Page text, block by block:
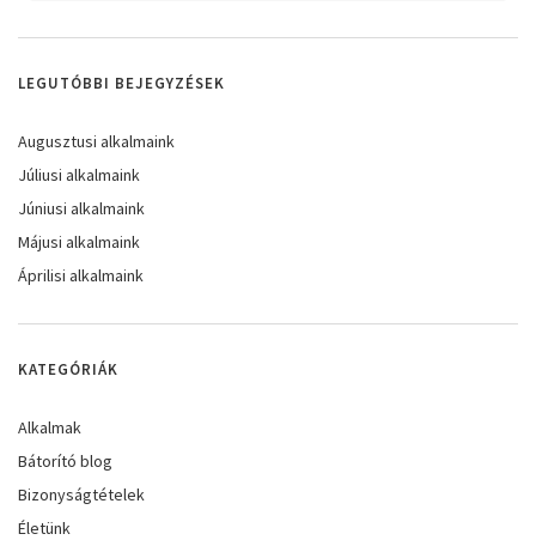
LEGUTÓBBI BEJEGYZÉSEK
Augusztusi alkalmaink
Júliusi alkalmaink
Júniusi alkalmaink
Májusi alkalmaink
Áprilisi alkalmaink
KATEGÓRIÁK
Alkalmak
Bátorító blog
Bizonyságtételek
Életünk